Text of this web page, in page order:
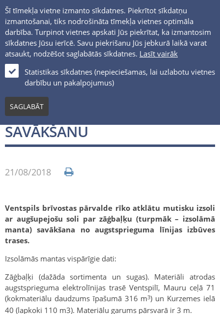
Šī tīmekļa vietne izmanto sīkdatnes. Piekrītot sīkdatņu
izmantošanai, tiks nodrošināta tīmekļa vietnes optimāla
darbība. Turpinot vietnes apskati Jūs piekrītat, ka izmantosim
sīkdatnes Jūsu ierīcē. Savu piekrišanu Jūs jebkurā laikā varat
atsaukt, nodzēšot saglabātās sīkdatnes. Lasīt vairāk
Statistikas sīkdatnes (nepieciešamas, lai uzlabotu vietnes
darbību un pakalpojumus)
SAGLABĀT
Jaunumi un notikumi
IZSOLE PAR ZĀĢBAĻĶU
SAVĀKŠANU
21/08/2018
Ventspils brīvostas pārvalde rīko atklātu mutisku izsoli
ar augšupejošu soli par zāģbaļķu (turpmāk – izsolāmā
manta) savākšana no augstsprieguma līnijas izbūves
trases.
Izsolāmās mantas vispārīgie dati:
Zāģbaļķi (dažāda sortimenta un sugas). Materiāli atrodas
augstsprieguma elektrolīnijas trasē Ventspilī, Mauru ceļā 71
(kokmateriālu daudzums īpašumā 316 m3) un Kurzemes ielā
40 (lapkoki 110 m3). Materiālu garums pārsvarā ir 3 m.